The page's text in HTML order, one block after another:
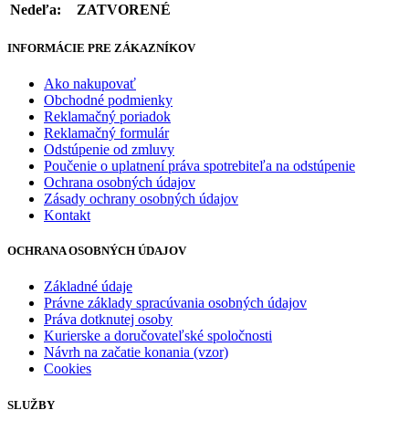
Nedeľa:
ZATVORENÉ
INFORMÁCIE PRE ZÁKAZNÍKOV
Ako nakupovať
Obchodné podmienky
Reklamačný poriadok
Reklamačný formulár
Odstúpenie od zmluvy
Poučenie o uplatnení práva spotrebiteľa na odstúpenie
Ochrana osobných údajov
Zásady ochrany osobných údajov
Kontakt
OCHRANA OSOBNÝCH ÚDAJOV
Základné údaje
Právne základy spracúvania osobných údajov
Práva dotknutej osoby
Kurierske a doručovateľské spoločnosti
Návrh na začatie konania (vzor)
Cookies
SLUŽBY